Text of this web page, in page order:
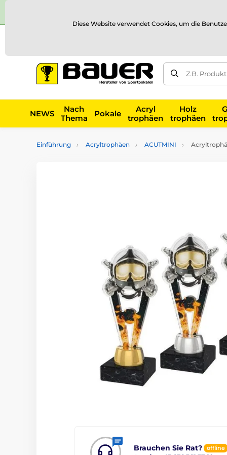
Z.B.
NEWS
Nach
Thema
Pokale
Acryl
trophäen
Holz
trophäen
Einführung Acryltrophäen ACUTMINI
Brauchen Sie Rat? offline
Diese Website verwendet Cookies, um die